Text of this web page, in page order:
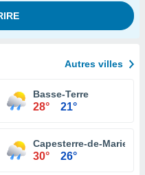
Autres villes
Basse-Terre
28° 21°
Capesterre-de-Marie-
30° 26°